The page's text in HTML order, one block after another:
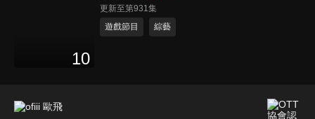
10
更新至第931集
遊戲節目
綜藝